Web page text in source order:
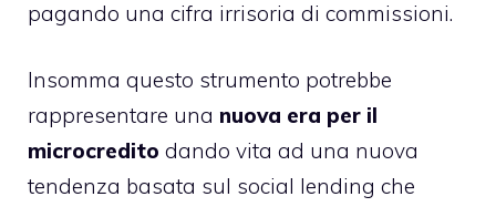
pagando una cifra irrisoria di commissioni.
Insomma questo strumento potrebbe
rappresentare una nuova era per il
microcredito dando vita ad una nuova
tendenza basata sul social lending che